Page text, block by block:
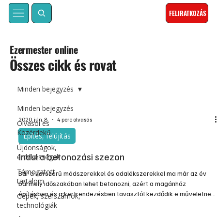
FELIRATKOZÁS
Összes cikk és rovat
Ezermester online
Minden bejegyzés
Olvasói és
Közérdekű
Újdonságok,
érdekességek
Támogatott
tartalom
Gépek, szerszámok,
technológiák
Minden bejegyzés
2020. jún. 8. 4 perc olvasás
Építés, felújítás
Indul a betonozási szezon
Bár a korszerű módszerekkel és adalékszerekkel ma már az év
bármely időszakában lehet betonozni, azért a magánház
építésben és a kertrendezésben tavasztól kezdődik e műveletnek
az igazi időszaka. Betonozásra előbb-utóbb minden építkezés és